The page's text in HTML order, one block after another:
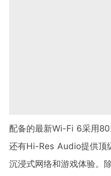
配备的最新Wi-Fi 6采用
还有Hi-Res Audio提供顶
沉浸式网络和游戏体验。